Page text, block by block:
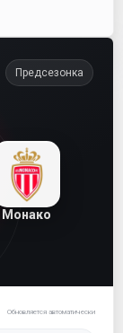
Предсезонка
Монако
Обновляется автоматически